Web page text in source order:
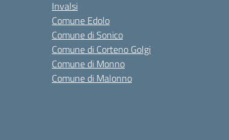
Invalsi
Comune Edolo
Comune di Sonico
Comune di Corteno Golgi
Comune di Monno
Comune di Malonno